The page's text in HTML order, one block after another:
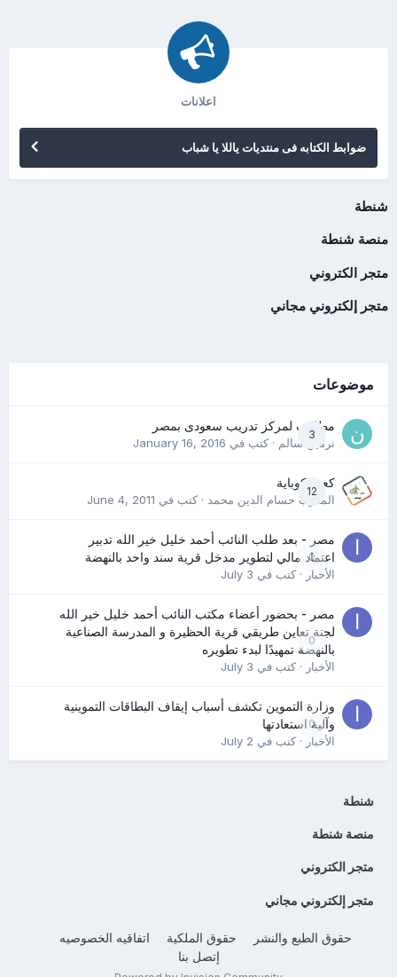
اعلانات
ضوابط الكتابه فى منتديات ياللا يا شباب
شنطة
منصة شنطة
متجر الكتروني
متجر إلكتروني مجاني
موضوعات
3
مطلوب لمركز تدريب سعودى بمصر
نرمين سالم· كتب في January 16, 2016
12
كعب كوباية
المدرب حسام الدين محمد· كتب في June 4, 2011
0
مصر - بعد طلب النائب أحمد خليل خير الله تدبير
اعتماد مالي لتطوير مدخل قرية سند واحد بالنهضة
الأخبار· كتب في July 3
0
مصر - بحضور أعضاء مكتب النائب أحمد خليل خير الله
لجنة تعاين طريقي قرية الحظيرة و المدرسة الصناعية
بالنهضة تمهيدًا لبدء تطويره
الأخبار· كتب في July 3
0
وزارة التموين تكشف أسباب إيقاف البطاقات التموينية
وآلية استعادتها
الأخبار· كتب في July 2
شنطة
منصة شنطة
متجر الكتروني
متجر إلكتروني مجاني
حقوق الطبع والنشر حقوق الملكية
اتفاقيه الخصوصيه
إتصل بنا